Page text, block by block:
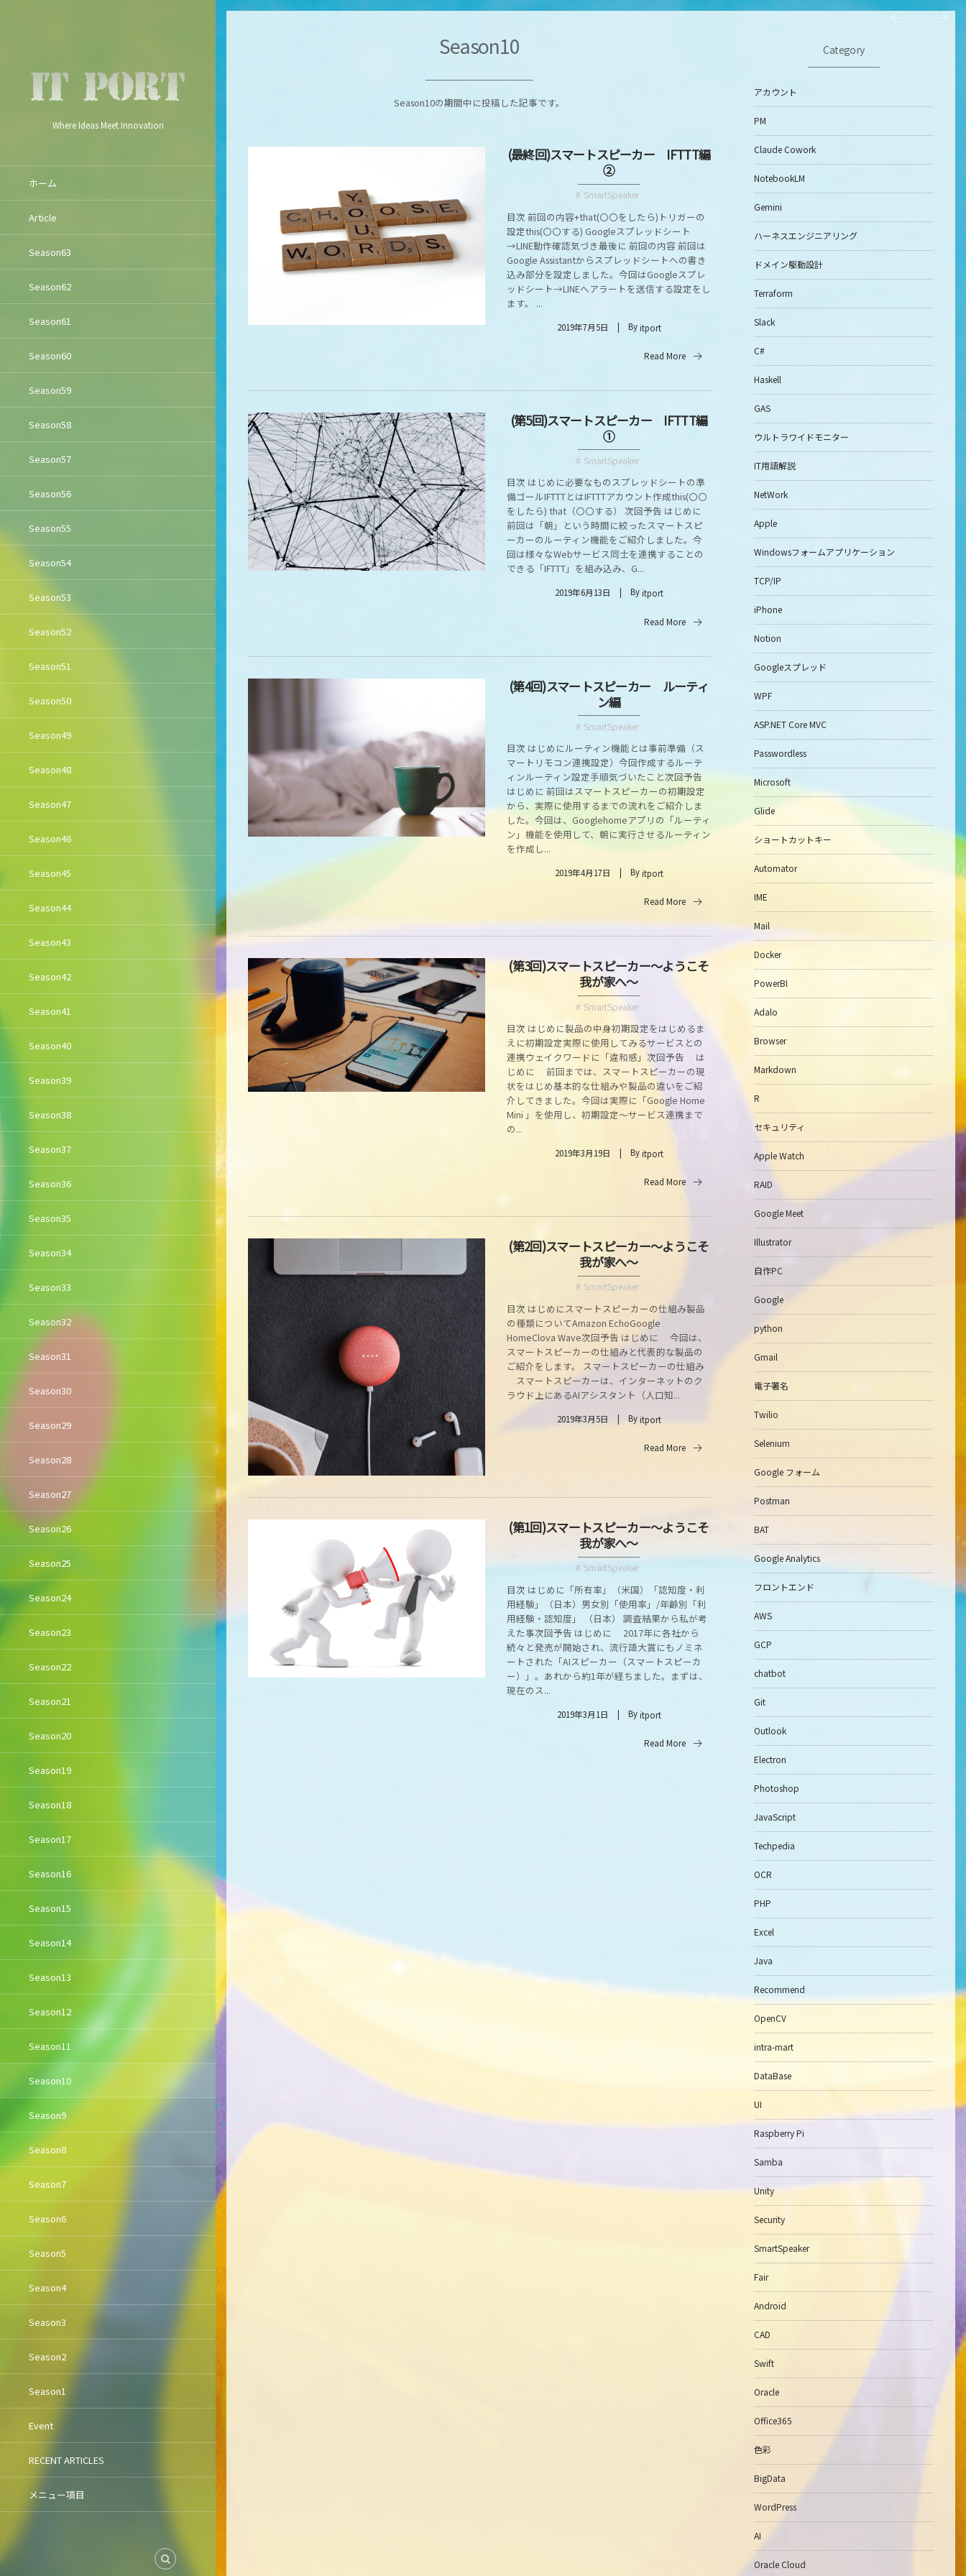
Where Ideas Meet Innovation
ホーム
Article
Season63
Season62
Season61
Season60
Season59
Season58
Season57
Season56
Season55
Season54
Season53
Season52
Season51
Season50
Season49
Season48
Season47
Season46
Season45
Season44
Season43
Season42
Season41
Season40
Season39
Season38
Season37
Season36
Season35
Season34
Season33
Season32
Season31
Season30
Season29
Season28
Season27
Season26
Season25
Season24
Season23
Season22
Season21
Season20
Season19
Season18
Season17
Season16
Season15
Season14
Season13
Season12
Season11
Season10
Season9
Season8
Season7
Season6
Season5
Season4
Season3
Season2
Season1
Event
RECENT ARTICLES
メニュー項目
Season10
Season10の期間中に投稿した記事です。
(最終回)スマートスピーカー IFTTT編
②
SmartSpeaker
目次 前回の内容+that(〇〇をしたら)トリガーの
設定this(〇〇する) Googleスプレッドシート
→LINE動作確認気づき最後に 前回の内容 前回は
Google Assistantからスプレッドシートへの書き
込み部分を設定しました。今回はGoogleスプレ
ッドシート→LINEへアラートを送信する設定をし
ます。 ...
2019年7月5日 Byitport
Read More
(第5回)スマートスピーカー IFTTT編
①
SmartSpeaker
目次 はじめに必要なものスプレッドシートの準
備ゴールIFTTTとはIFTTTアカウント作成this(〇〇
をしたら) that（〇〇する） 次回予告 はじめに
前回は「朝」という時間に絞ったスマートスピ
ーカーのルーティン機能をご紹介しました。今
回は様々なWebサービス同士を連携することの
できる「IFTTT」を組み込み、G...
2019年6月13日 Byitport
Read More
(第4回)スマートスピーカー ルーティ
ン編
SmartSpeaker
目次 はじめにルーティン機能とは事前準備（ス
マートリモコン連携設定）今回作成するルーテ
ィンルーティン設定手順気づいたこと次回予告
はじめに 前回はスマートスピーカーの初期設定
から、実際に使用するまでの流れをご紹介しま
した。今回は、Googlehomeアプリの「ルーティ
ン」機能を使用して、朝に実行させるルーティン
を作成し...
2019年4月17日 Byitport
Read More
(第3回)スマートスピーカー～ようこそ
我が家へ～
SmartSpeaker
目次 はじめに製品の中身初期設定をはじめるま
えに初期設定実際に使用してみるサービスとの
連携ウェイクワードに「違和感」次回予告 は
じめに 前回までは、スマートスピーカーの現
状をはじめ基本的な仕組みや製品の違いをご紹
介してきました。今回は実際に「Google Home
Mini 」を使用し、初期設定～サービス連携まで
の...
2019年3月19日 Byitport
Read More
(第2回)スマートスピーカー～ようこそ
我が家へ～
SmartSpeaker
目次 はじめにスマートスピーカーの仕組み製品
の種類についてAmazon EchoGoogle
HomeClova Wave次回予告 はじめに 今回は、
スマートスピーカーの仕組みと代表的な製品の
ご紹介をします。 スマートスピーカーの仕組み
スマートスピーカーは、インターネットのク
ラウド上にあるAIアシスタント（人口知...
2019年3月5日 Byitport
Read More
(第1回)スマートスピーカー～ようこそ
我が家へ～
SmartSpeaker
目次 はじめに「所有率」（米国）「認知度・利
用経験」（日本）男女別「使用率」/年齢別「利
用経験・認知度」 （日本） 調査結果から私が考
えた事次回予告 はじめに 2017年に各社から
続々と発売が開始され、流行語大賞にもノミネ
ートされた「AIスピーカー（スマートスピーカ
ー）」。あれから約1年が経ちました。まずは、
現在のス...
2019年3月1日 Byitport
Read More
Category
アカウント
PM
Claude Cowork
NotebookLM
Gemini
ハーネスエンジニアリング
ドメイン駆動設計
Terraform
Slack
C#
Haskell
GAS
ウルトラワイドモニター
IT用語解説
NetWork
Apple
Windowsフォームアプリケーション
TCP/IP
iPhone
Notion
Googleスプレッド
WPF
ASP.NET Core MVC
Passwordless
Microsoft
Glide
ショートカットキー
Automator
IME
Mail
Docker
PowerBI
Adalo
Browser
Markdown
R
セキュリティ
Apple Watch
RAID
Google Meet
Illustrator
自作PC
Google
python
Gmail
電子署名
Twilio
Selenium
Google フォーム
Postman
BAT
Google Analytics
フロントエンド
AWS
GCP
chatbot
Git
Outlook
Electron
Photoshop
JavaScript
Techpedia
OCR
PHP
Excel
Java
Recommend
OpenCV
intra-mart
DataBase
UI
Raspberry Pi
Samba
Unity
Security
SmartSpeaker
Fair
Android
CAD
Swift
Oracle
Office365
色彩
BigData
WordPress
AI
Oracle Cloud